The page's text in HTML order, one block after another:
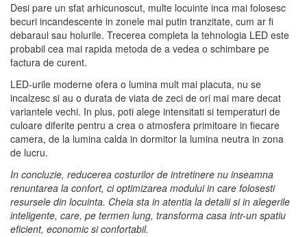
Desi pare un sfat arhicunoscut, multe locuinte inca mai folosesc
becuri incandescente in zonele mai putin tranzitate, cum ar fi
debaraul sau holurile. Trecerea completa la tehnologia LED este
probabil cea mai rapida metoda de a vedea o schimbare pe
factura de curent.
LED-urile moderne ofera o lumina mult mai placuta, nu se
incalzesc si au o durata de viata de zeci de ori mai mare decat
variantele vechi. In plus, poti alege intensitati si temperaturi de
culoare diferite pentru a crea o atmosfera primitoare in fiecare
camera, de la lumina calda in dormitor la lumina neutra in zona
de lucru.
In concluzie, reducerea costurilor de intretinere nu inseamna
renuntarea la confort, ci optimizarea modului in care folosesti
resursele din locuinta. Cheia sta in atentia la detalii si in alegerile
inteligente, care, pe termen lung, transforma casa intr-un spatiu
eficient, economic si confortabil.